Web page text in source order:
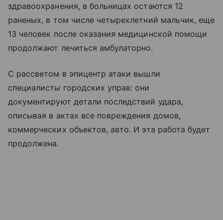
здравоохранения, в больницах остаются 12
раненых, в том числе четырехлетний мальчик, еще
13 человек после оказания медицинской помощи
продолжают лечиться амбулаторно.
С рассветом в эпицентр атаки вышли
специалисты городских управ: они
документируют детали последствий удара,
описывая в актах все повреждения домов,
коммерческих объектов, авто. И эта работа будет
продолжена.